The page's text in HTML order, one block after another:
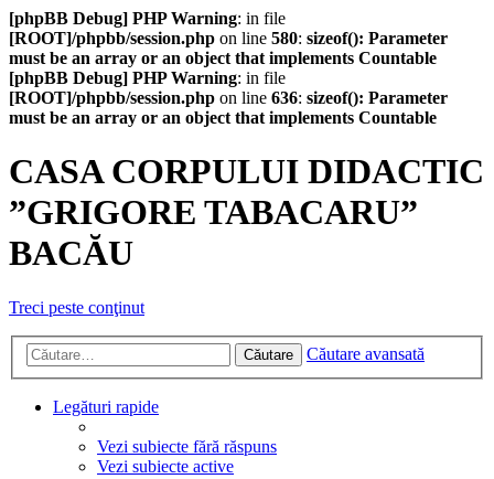
[phpBB Debug] PHP Warning: in file
[ROOT]/phpbb/session.php on line 580: sizeof(): Parameter
must be an array or an object that implements Countable
[phpBB Debug] PHP Warning: in file
[ROOT]/phpbb/session.php on line 636: sizeof(): Parameter
must be an array or an object that implements Countable
CASA CORPULUI DIDACTIC
”GRIGORE TABACARU”
BACĂU
Treci peste conţinut
Căutare Căutare avansată
Legături rapide
Vezi subiecte fără răspuns
Vezi subiecte active